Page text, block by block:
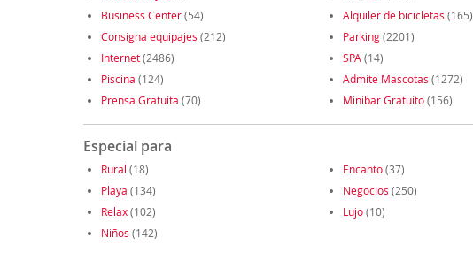
Business Center(54) Alquiler de bicicletas (165)
Consigna equipajes (212) Parking(2201)
Internet(2486) SPA (14)
Piscina (124) Admite Mascotas (1272)
Prensa Gratuita (70) Minibar Gratuito(156)
Especial para
Rural (18) Encanto(37)
Playa (134) Negocios (250)
Relax(102) Lujo(10)
Niños (142)